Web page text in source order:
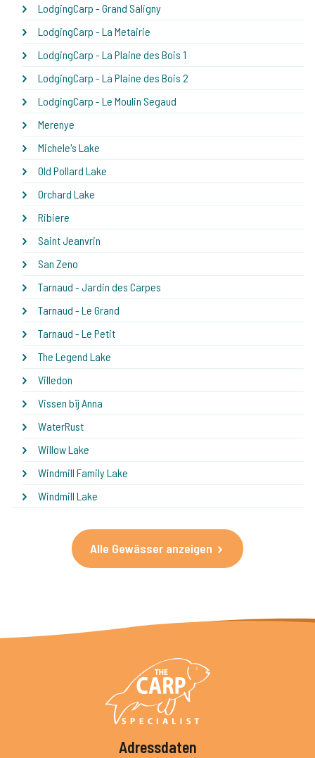
LodgingCarp - Grand Saligny
LodgingCarp - La Metairie
LodgingCarp - La Plaine des Bois 1
LodgingCarp - La Plaine des Bois 2
LodgingCarp - Le Moulin Segaud
Merenye
Michele's Lake
Old Pollard Lake
Orchard Lake
Ribiere
Saint Jeanvrin
San Zeno
Tarnaud - Jardin des Carpes
Tarnaud - Le Grand
Tarnaud - Le Petit
The Legend Lake
Villedon
Vissen bij Anna
WaterRust
Willow Lake
Windmill Family Lake
Windmill Lake
Alle Gewässer anzeigen
Adressdaten